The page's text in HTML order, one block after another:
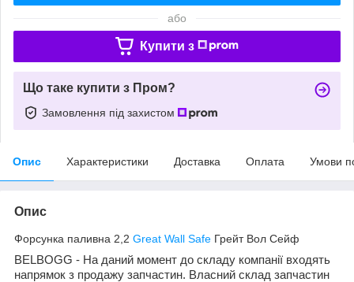
або
Купити з
Що таке купити з Пром?
Замовлення під захистом
Опис Характеристики Доставка Оплата Умови
Опис
Форсунка паливна 2,2 Great Wall Safe Грейт Вол Сейф
BELBOGG - На даний момент до складу компанії входять
напрямок з продажу запчастин. Власний склад запчастин